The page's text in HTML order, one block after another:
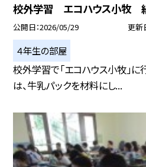
校外学習 エコハウス小牧
公開日 2026/05/29 更新
４年生の部屋
校外学習で「エコハウス小牧」に
は、牛乳パックを材料にし...